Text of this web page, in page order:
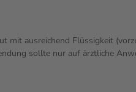
mit ausreichend Flüssigkeit
sollte nur auf ärztliche